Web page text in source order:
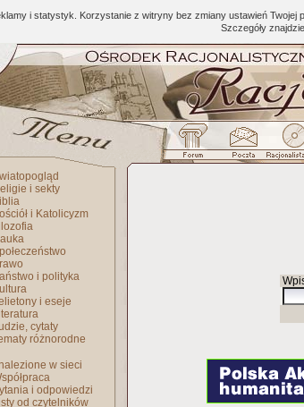
i statystyk. Korzystanie z witryny bez zmiany ustawień
Szczegóły
i sekty
i Katolicyzm
i polityka
i eseje
cytaty
różnorodne
w sieci
i odpowiedzi
od czytelników